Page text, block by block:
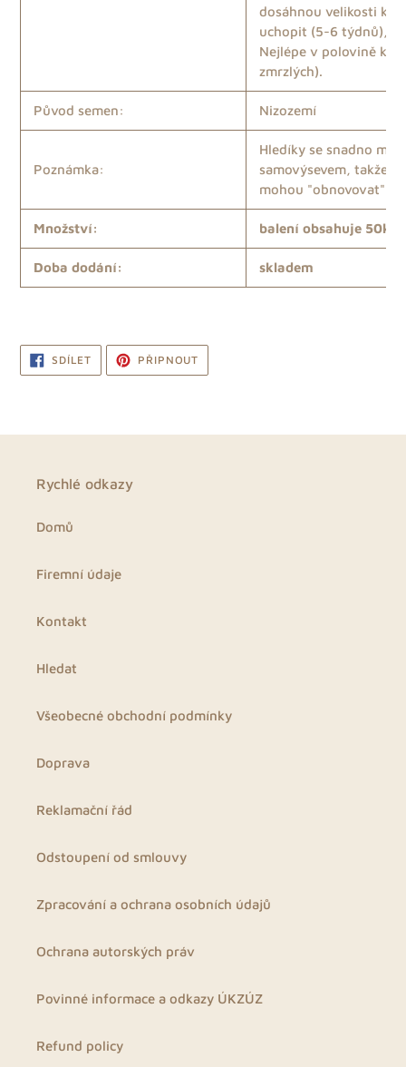
dosáhnou velikosti kdy
uchopit (5-6 týdnů),
Nejlépe v polovině
zmrzlých).
Původ semen: Nizozemí
Poznámka:
Hledíky se snadno
samovýsevem, takže
mohou "obnovovat"
Množství: balení obsahuje 50ks
Doba dodání: skladem
SDÍLETSDÍLET
FACEBOOKU
PŘIPNOUT
PINTERESTU
Rychlé odkazy
Domů
Firemní údaje
Kontakt
Hledat
Všeobecné obchodní podmínky
Doprava
Reklamační řád
Odstoupení od smlouvy
Zpracování a ochrana osobních údajů
Ochrana autorských práv
Povinné informace a odkazy ÚKZÚZ
Refund policy